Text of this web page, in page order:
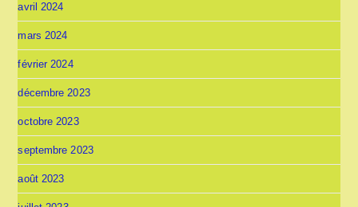
avril 2024
mars 2024
février 2024
décembre 2023
octobre 2023
septembre 2023
août 2023